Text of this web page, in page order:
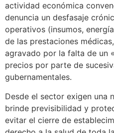
actividad económica
denuncia un desfasaje
operativos (insumos,
de las prestaciones
agravado por la falta de un
precios por parte de
gubernamentales.
Desde el sector exigen una
brinde previsibilidad y
evitar el cierre de